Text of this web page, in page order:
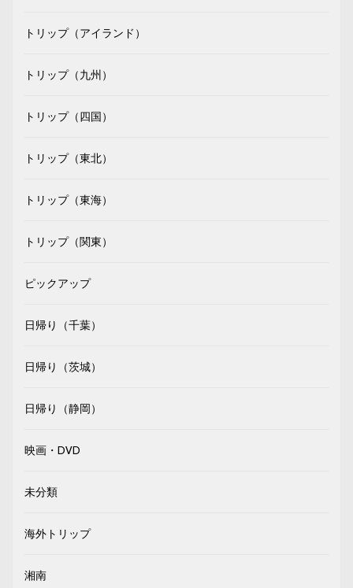
トリップ（アイランド）
トリップ（九州）
トリップ（四国）
トリップ（東北）
トリップ（東海）
トリップ（関東）
ピックアップ
日帰り（千葉）
日帰り（茨城）
日帰り（静岡）
映画・DVD
未分類
海外トリップ
湘南